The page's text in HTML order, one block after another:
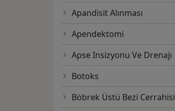
Apandisit Alınması
Apendektomi
Apse Insizyonu Ve Drenajı
Botoks
Böbrek Üstü Bezi Cerrahisi